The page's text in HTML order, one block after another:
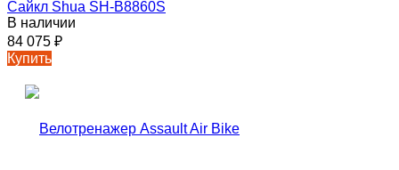
Сайкл Shua SH-B8860S
В наличии
84 075 ₽
Купить